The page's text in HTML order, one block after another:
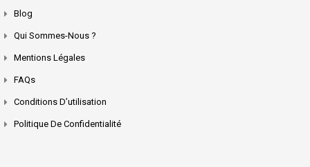
Blog
Qui Sommes-Nous ?
Mentions Légales
FAQs
Conditions D’utilisation
Politique De Confidentialité